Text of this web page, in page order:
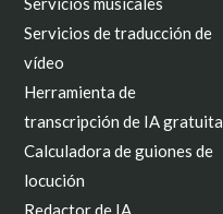
Servicios de traducción de
vídeo
Herramienta de
transcripción de IA gratuita
Calculadora de guiones de
locución
Redactor de IA